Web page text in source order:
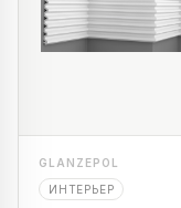
GLANZEPOL
ИНТЕРЬЕР